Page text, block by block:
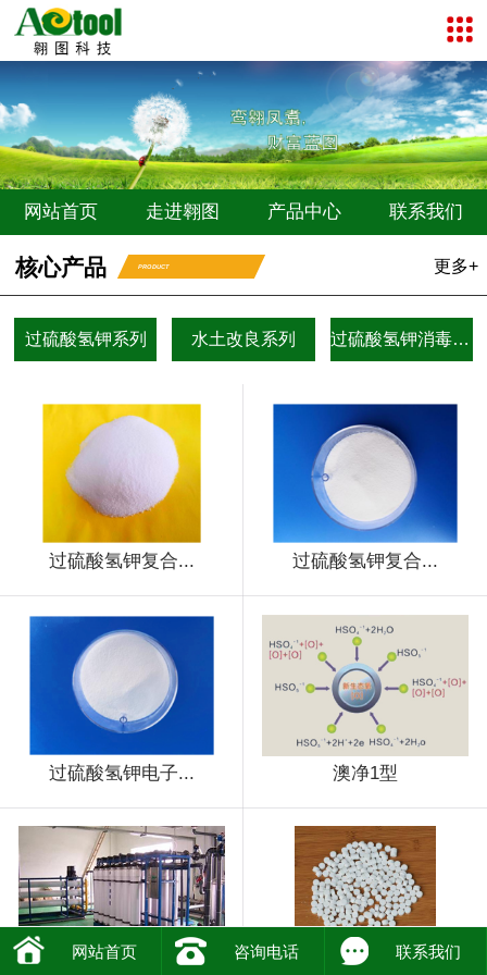
网站首页 走进翱图 产品中心 联系我们
更多+
核心产品 PRODUCT
过硫酸氢钾系列 水土改良系列 过硫酸氢钾消毒剂系列
过硫酸氢钾复合... 过硫酸氢钾复合...
过硫酸氢钾电子... 澳净1型
网站首页 咨询电话 联系我们